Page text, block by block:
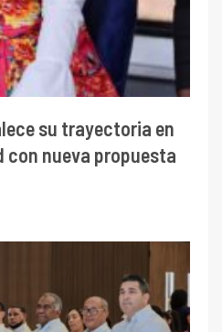
su trayectoria en
con nueva propuesta